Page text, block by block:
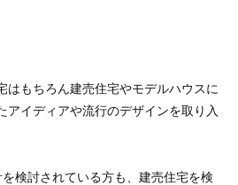
はもちろん建売住宅やモデルハウスに
アイディアや流行のデザインを取り入
検討されている方も、建売住宅を検